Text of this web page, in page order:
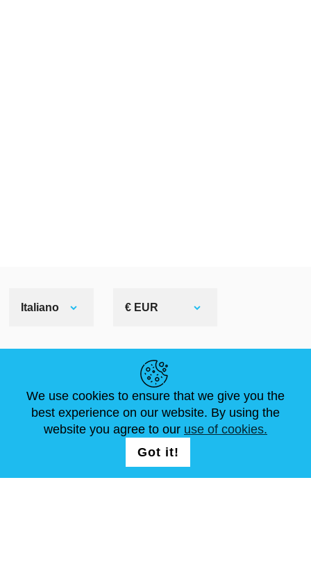
Italiano € EUR
NOTIZIE
ARTICOLI
ABOUT US
FAQ
DIMENSIONI STANDARD
CONTATTACI
We use cookies to ensure that we give you the
best experience on our website. By using the
website you agree to our use of cookies.
Got it!